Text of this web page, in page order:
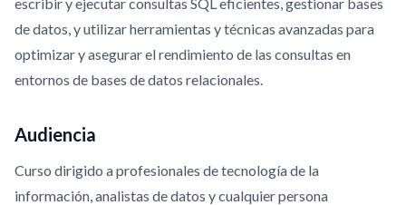
de datos, y utilizar herramientas y técnicas avanzadas para
optimizar y asegurar el rendimiento de las consultas en
entornos de bases de datos relacionales.
Audiencia
Curso dirigido a profesionales de tecnología de la
información, analistas de datos y cualquier persona